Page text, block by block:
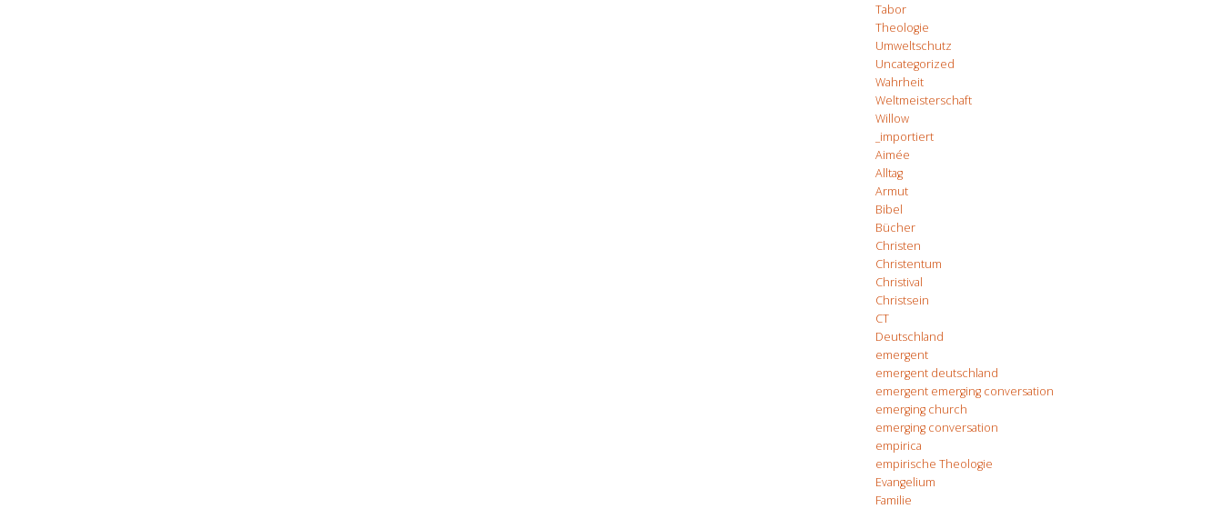
Tabor
Theologie
Umweltschutz
Uncategorized
Wahrheit
Weltmeisterschaft
Willow
_importiert
Aimée
Alltag
Armut
Bibel
Bücher
Christen
Christentum
Christival
Christsein
CT
Deutschland
emergent
emergent deutschland
emergent emerging conversation
emerging church
emerging conversation
empirica
empirische Theologie
Evangelium
Familie